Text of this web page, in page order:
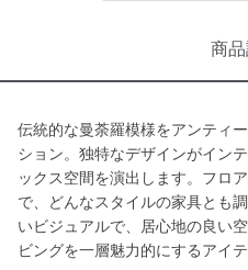
商
伝統的な曼荼羅模様をアンティ
ション。独特なデザインがイン
ックス空間を演出します。フロ
で、どんなスタイルの家具とも
いビジュアルで、居心地の良い
ビングを一層魅力的にするアイテ